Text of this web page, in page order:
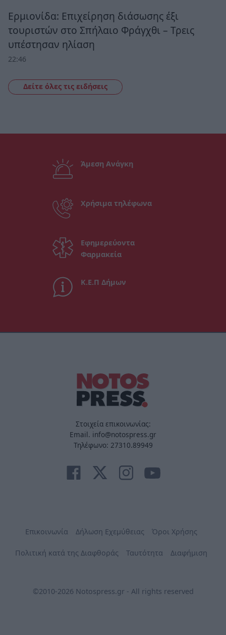
Ερμιονίδα: Επιχείρηση διάσωσης έξι
τουριστών στο Σπήλαιο Φράγχθι – Τρεις
υπέστησαν ηλίαση
22:46
Δείτε όλες τις ειδήσεις
Άμεση Ανάγκη
Χρήσιμα τηλέφωνα
Εφημερεύοντα
Φαρμακεία
Κ.Ε.Π Δήμων
Στοιχεία επικοινωνίας:
Email. info@notospress.gr
Τηλέφωνο: 27310.89949
Επικοινωνία Δήλωση Εχεμύθειας Όροι Χρήσης
Πολιτική κατά της Διαφθοράς Ταυτότητα Διαφήμιση
©2010-2026 Notospress.gr - All rights reserved